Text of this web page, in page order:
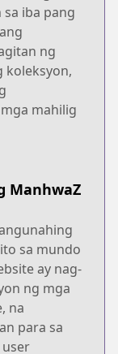
iba pang
ng
koleksyon,
mahilig
ManhwaZ
sa mundo
ay nag-
ng mga
na
para sa
user